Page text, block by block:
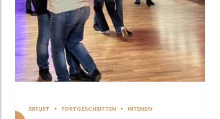
ERFURT FORTGESCHRITTEN INTENSIV
auf
der
Produktseite
gewählt
werden